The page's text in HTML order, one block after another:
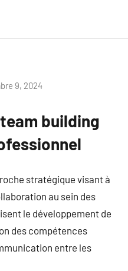
9, 2024
building
stratégique visant à
au sein des
le développement de
des compétences
entre les